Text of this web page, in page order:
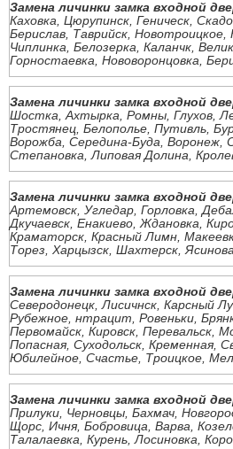
Замена личинки замка входной
Каховка, Цюрупинск, Геническ,
Берислав, Таврийск, Новотроицкое,
Чиплинка, Белозерка, Каланчк,
Горностаевка, Нововоронцовка,
Замена личинки замка входной
Шостка, Ахтырка, Ромны, Глухов,
Тростянец, Белополье, Путивль,
Ворожба, Середина-Буда, Воронеж,
Степановка, Липовая Долина,
Замена личинки замка входной
Артемовск, Угледар, Горловка,
Дкучаевск, Енакиево, Ждановка,
Краматорск, Красный Лимн,
Торез, Харцызск, Шахтерск,
Замена личинки замка входной
Северодонецк, Лисичнск, Карсный
Рубежное, нтрацит, Ровеньки,
Первомайск, Кировск, Перевальск,
Попасная, Суходольск, Кременная,
Юбилейное, Счастье, Троицкое,
Замена личинки замка входной
Прилуки, Черновцы, Бахмач,
Щорс, Ичня, Бобровица, Варва,
Талалаевка, Курень, Лосиновка,